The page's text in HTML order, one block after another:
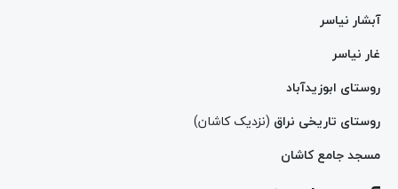
آبشار نیاسر
غار نیاسر
روستای ابوزیدآباد
روستای تاریخی نراق (نزدیک کاشان)
مسجد جامع کاشان